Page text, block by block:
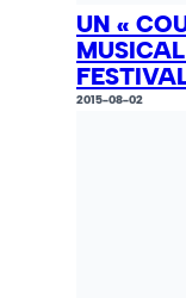
UN «
2015-08-02